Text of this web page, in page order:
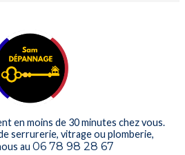
en moins de 30 minutes chez vous.
serrurerie, vitrage ou plomberie,
au 06 78 98 28 67